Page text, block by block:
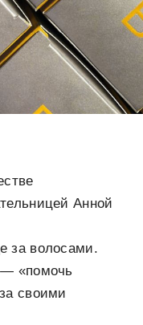
Анной
за волосами.
«помочь
своими